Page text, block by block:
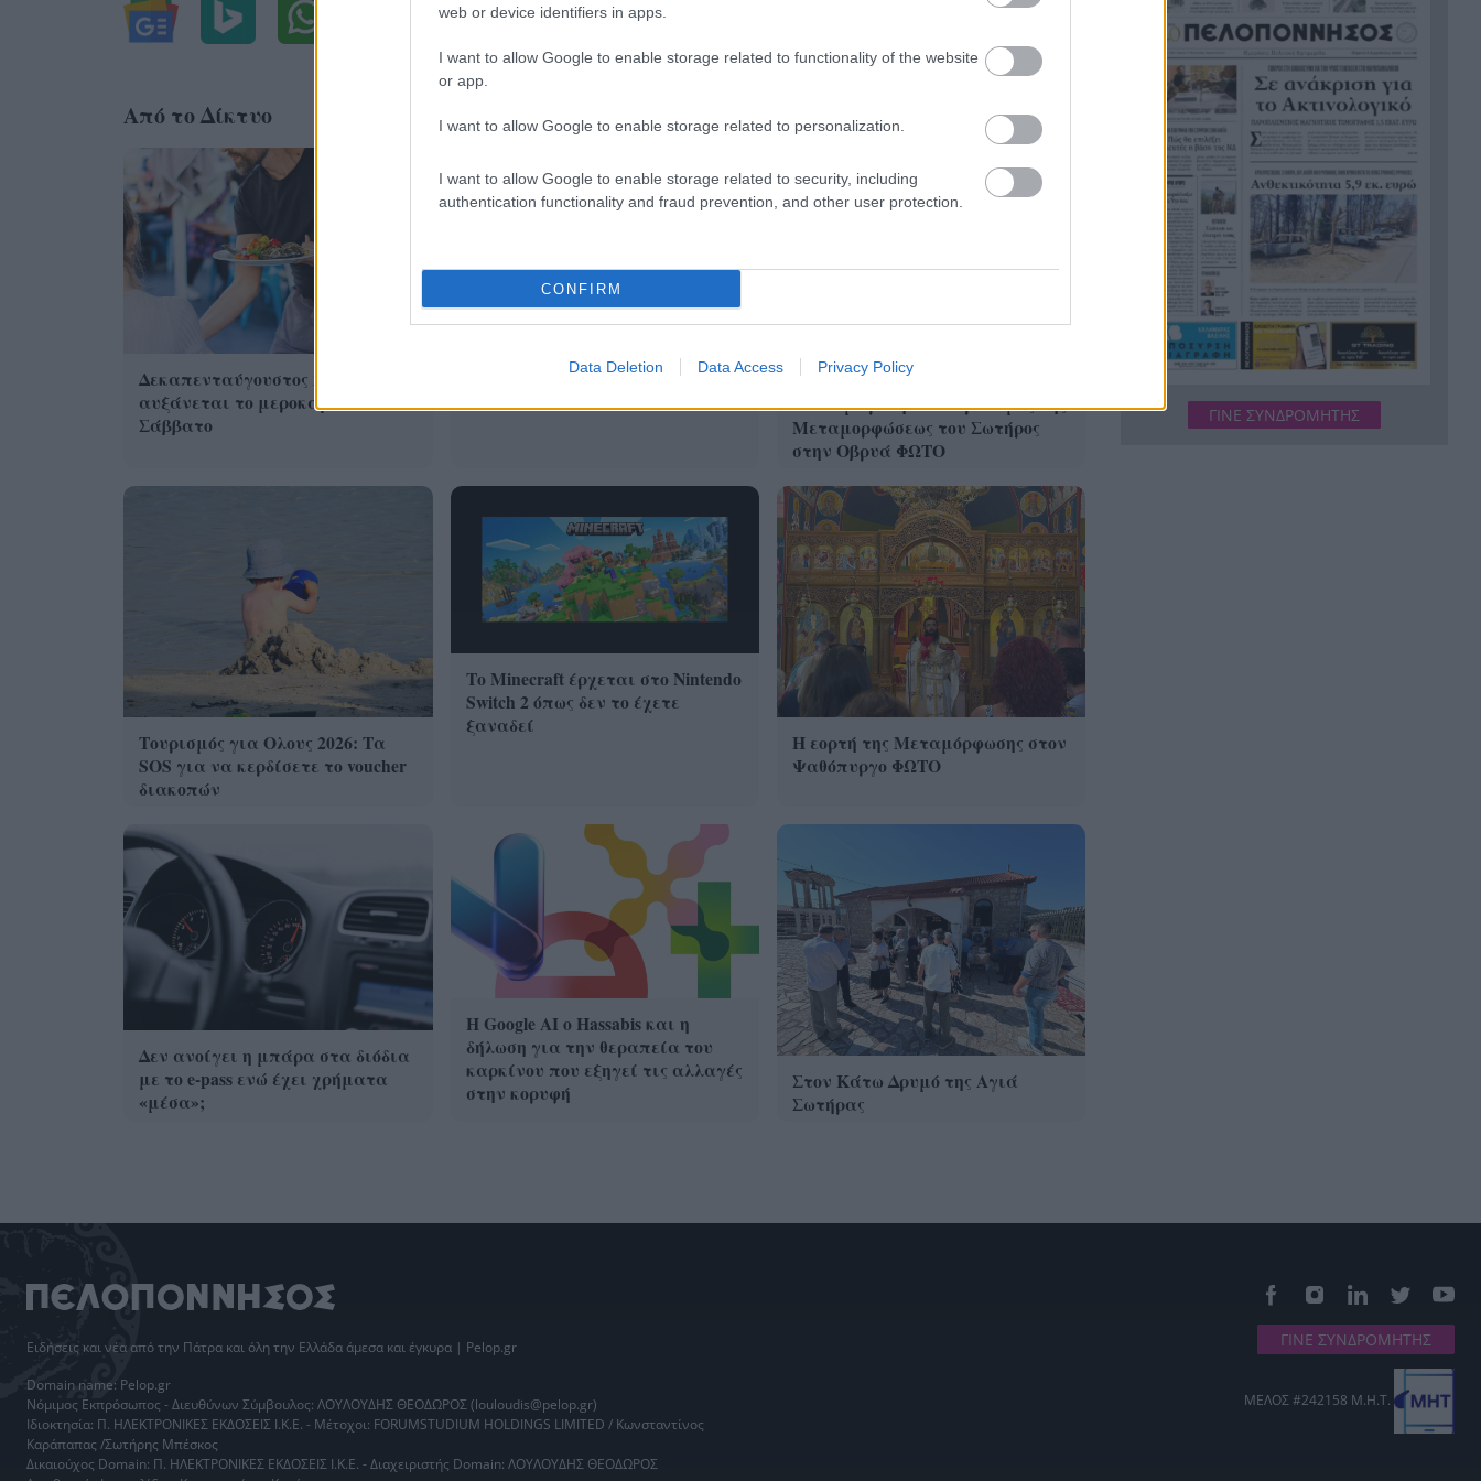
web or device identifiers in apps.
I want to allow Google to enable storage related to functionality of the website
or app.
I want to allow Google to enable storage related to personalization.
I want to allow Google to enable storage related to security, including
authentication functionality and fraud prevention, and other user protection.
CONFIRM
Data Deletion Data Access Privacy Policy
Από το Δίκτυο
Δεκαπενταύγουστος 2026: Πόσο
αυξάνεται το μεροκάματο το
Σάββατο
από AI μοντέλο της
Με λαμπρότητα ο εορτασμός της
Μεταμορφώσεως του Σωτήρος
στην Οβρυά ΦΩΤΟ
Τουρισμός για Ολους 2026: Τα
SOS για να κερδίσετε το voucher
διακοπών
Το Minecraft έρχεται στο Nintendo
Switch 2 όπως δεν το έχετε
ξαναδεί
Η εορτή της Μεταμόρφωσης στον
Ψαθόπυργο ΦΩΤΟ
Δεν ανοίγει η μπάρα στα διόδια
με το e-pass ενώ έχει χρήματα
«μέσα»;
Η Google ΑΙ ο Hassabis και η
δήλωση για την θεραπεία του
καρκίνου που εξηγεί τις αλλαγές
στην κορυφή
Στον Κάτω Δρυμό της Αγιά
Σωτήρας
εργασίες τους
20:36 Το τελευταίο «αντίο» στην
τελετή αποτέφρωσης του
συντονιστή που σκοτώθηκε
μετά τη σύγκρουση
ελικοπτέρων στην Ψάθα,
ΦΩΤΟ
Στιγμές αγωνίας και θρίλερ
στο Αίγιο: Οδηγός λεωφορείου
έχασε τις αισθήσεις του και τη
ζωή του! ΦΩΤΟ
20:12 Κόκκινα τα 118 κτίρια στις 325
αυτοψίες των πληγεισών
καταστροφικές πυρκαγιές
ΓΙΝΕ ΣΥΝΔΡΟΜΗΤΗΣ
Ειδήσεις και νέα από την Πάτρα και όλη την Ελλάδα άμεσα και έγκυρα | Pelop.gr
Domain name: Pelop.gr
Νόμιμος Εκπρόσωπος - Διευθύνων Σύμβουλος: ΛΟΥΛΟΥΔΗΣ ΘΕΟΔΩΡΟΣ (louloudis@pelop.gr)
Ιδιοκτησία: Π. ΗΛΕΚΤΡΟΝΙΚΕΣ ΕΚΔΟΣΕΙΣ Ι.Κ.Ε. - Μέτοχοι: FORUMSTUDIUM HOLDINGS LIMITED / Κωνσταντίνος
Καράπαπας /Σωτήρης Μπέσκος
Δικαιούχος Domain: Π. ΗΛΕΚΤΡΟΝΙΚΕΣ ΕΚΔΟΣΕΙΣ Ι.Κ.Ε. - Διαχειριστής Domain: ΛΟΥΛΟΥΔΗΣ ΘΕΟΔΩΡΟΣ
ΓΙΝΕ ΣΥΝΔΡΟΜΗΤΗΣ
ΜΕΛΟΣ #242158 Μ.Η.Τ.